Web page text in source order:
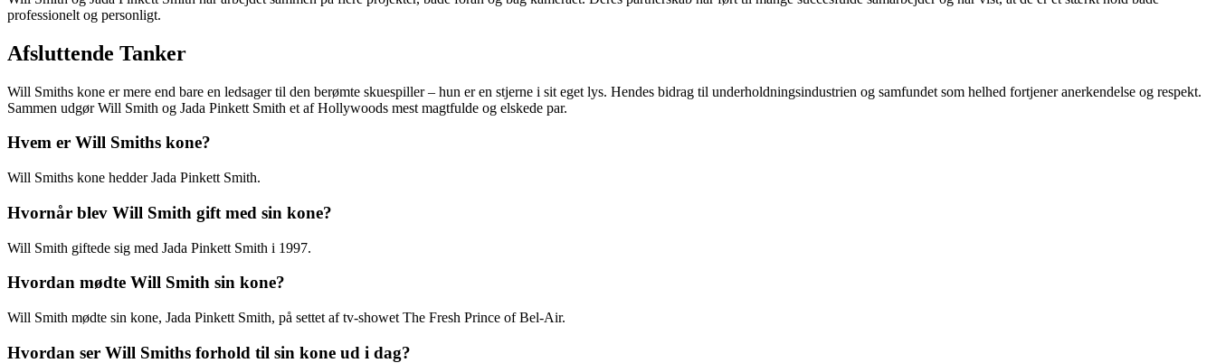
professionelt og personligt.
Afsluttende Tanker
Will Smiths kone er mere end bare en ledsager til den berømte skuespiller – hun er en stjerne i sit eget lys. Hendes bidrag til underholdningsindustrien og samfundet som helhed fortjener anerkendelse og respekt.
Sammen udgør Will Smith og Jada Pinkett Smith et af Hollywoods mest magtfulde og elskede par.
Hvem er Will Smiths kone?
Will Smiths kone hedder Jada Pinkett Smith.
Hvornår blev Will Smith gift med sin kone?
Will Smith giftede sig med Jada Pinkett Smith i 1997.
Hvordan mødte Will Smith sin kone?
Will Smith mødte sin kone, Jada Pinkett Smith, på settet af tv-showet The Fresh Prince of Bel-Air.
Hvordan ser Will Smiths forhold til sin kone ud i dag?